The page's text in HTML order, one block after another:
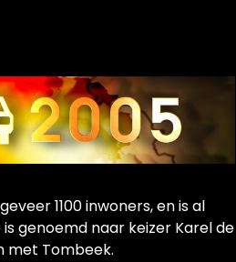
1100 inwoners, en is al
genoemd naar keizer Karel de
met Tombeek.